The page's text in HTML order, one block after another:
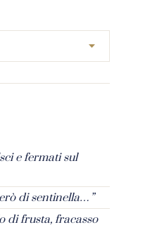
e fermati sul
di sentinella…”
di frusta, fracasso